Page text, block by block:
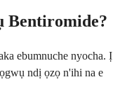
Bentiromide?
ebumnuche nyocha. Ị
ndị ọzọ n'ihi na e